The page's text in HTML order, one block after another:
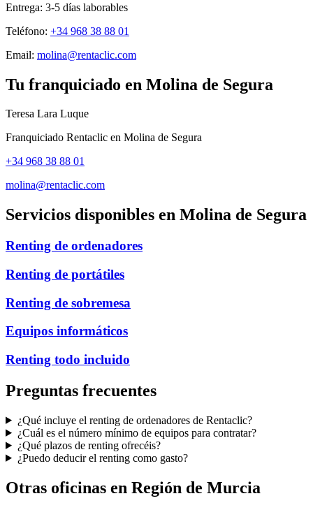
Entrega: 3-5 días laborables
Teléfono: +34 968 38 88 01
Email: molina@rentaclic.com
Tu franquiciado en Molina de Segura
Teresa Lara Luque
Franquiciado Rentaclic en Molina de Segura
+34 968 38 88 01
molina@rentaclic.com
Servicios disponibles en Molina de Segura
Renting de ordenadores
Renting de portátiles
Renting de sobremesa
Equipos informáticos
Renting todo incluido
Preguntas frecuentes
¿Qué incluye el renting de ordenadores de Rentaclic?
¿Cuál es el número mínimo de equipos para contratar?
¿Qué plazos de renting ofrecéis?
¿Puedo deducir el renting como gasto?
Otras oficinas en Región de Murcia